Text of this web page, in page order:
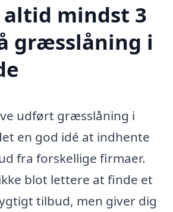
mindst 3
græsslåning i
udført græsslåning i
en god idé at indhente
fra forskellige firmaer.
blot lettere at finde et
tilbud, men giver dig